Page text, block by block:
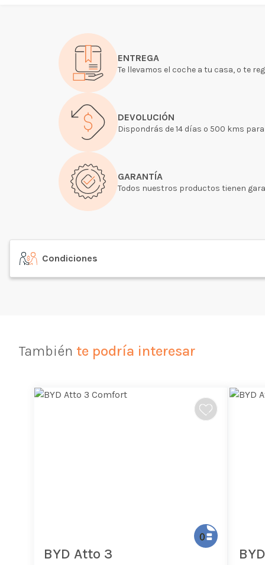
ENTREGA
Te llevamos el coche a tu casa, o te
DEVOLUCIÓN
Dispondrás de 14 días o 500 kms
GARANTÍA
Todos nuestros productos tienen
Condiciones
También te podría interesar
BYD Atto 3